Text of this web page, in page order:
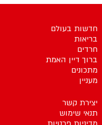
חדשות בעולם
בריאות
חרדים
ברוך דיין האמת
מתכונים
מעניין
יצירת קשר
תנאי שימוש